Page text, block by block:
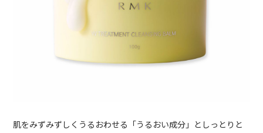
肌をみずみずしくうるおわせる「うるおい成分」としっとりと